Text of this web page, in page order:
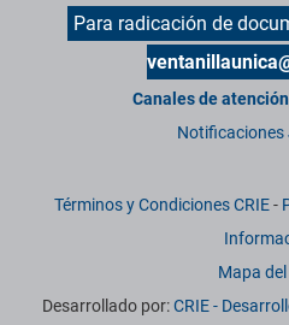
Para radicación de
Canales de
Notificaciones
Términos y Condiciones CRIE-
Mapa
Desarrollado por:CRIE -